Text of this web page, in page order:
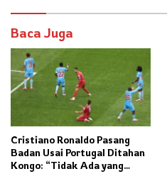
Baca Juga
Cristiano Ronaldo Pasang
Badan Usai Portugal Ditahan
Kongo: “Tidak Ada yang